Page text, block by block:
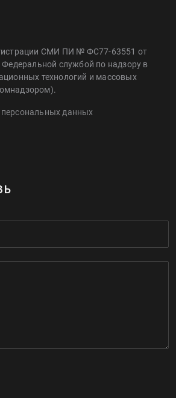
СМИ ПИ № ФС77-63551 от
службой по надзору в
технологий и массовых
данных